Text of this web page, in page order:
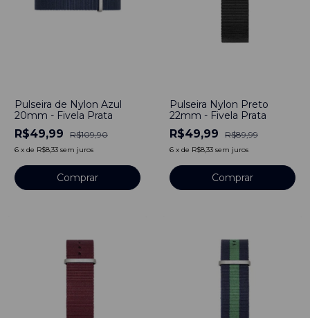
Pulseira de Nylon Azul
20mm - Fivela Prata
R$49,99 R$109,90
6 x de R$8,33 sem juros
Comprar
Pulseira Nylon Preto
22mm - Fivela Prata
R$49,99 R$89,99
6 x de R$8,33 sem juros
Comprar